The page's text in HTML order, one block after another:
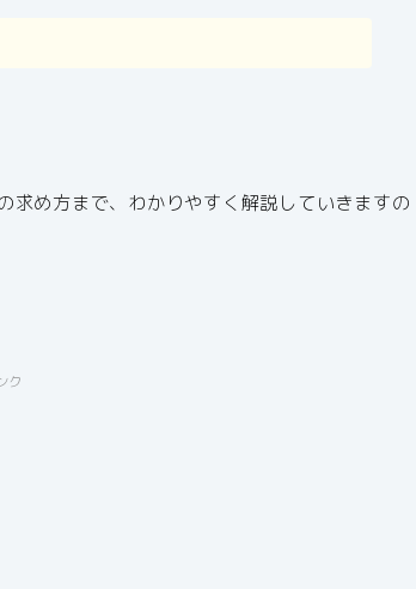
め方まで、わかりやすく解説していきますの
ク